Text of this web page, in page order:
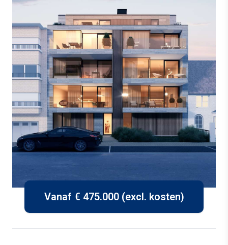
Vanaf € 475.000 (excl. kosten)